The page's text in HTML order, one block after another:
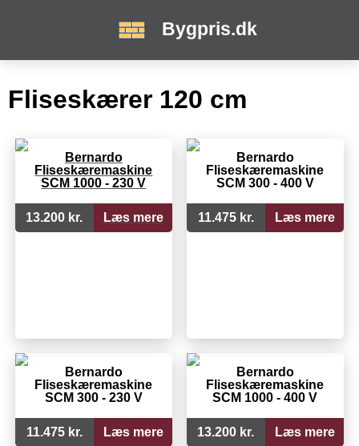
Bygpris.dk
Fliseskærer 120 cm
Bernardo
Fliseskæremaskine
SCM 1000 - 230 V
13.200 kr. Læs mere
Bernardo
Fliseskæremaskine
SCM 300 - 400 V
11.475 kr. Læs mere
Bernardo
Fliseskæremaskine
SCM 300 - 230 V
11.475 kr. Læs mere
Bernardo
Fliseskæremaskine
SCM 1000 - 400 V
13.200 kr. Læs mere